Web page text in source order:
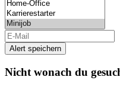
Alert speichern
Nicht wonach du